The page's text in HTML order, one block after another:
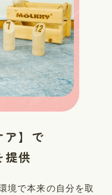
ア】で
提供
境で本来の自分を取